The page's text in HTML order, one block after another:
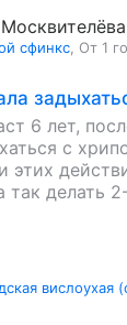
сфинкс От 1
6 лет,
с
этих
так делать
вислоухая